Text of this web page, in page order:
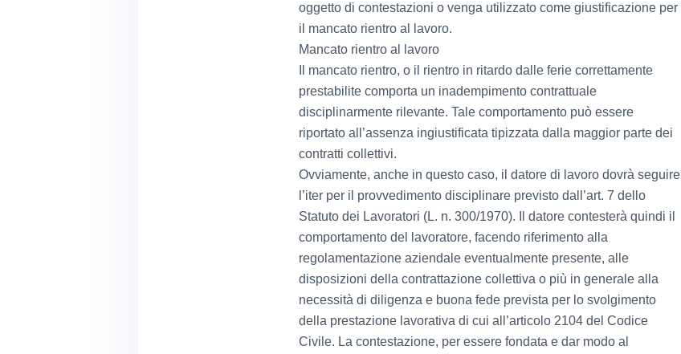
oggetto di contestazioni o venga utilizzato come giustificazione per
il mancato rientro al lavoro.
Mancato rientro al lavoro
Il mancato rientro, o il rientro in ritardo dalle ferie correttamente
prestabilite comporta un inadempimento contrattuale
disciplinarmente rilevante. Tale comportamento può essere
riportato all’assenza ingiustificata tipizzata dalla maggior parte dei
contratti collettivi.
Ovviamente, anche in questo caso, il datore di lavoro dovrà seguire
l’iter per il provvedimento disciplinare previsto dall’art. 7 dello
Statuto dei Lavoratori (L. n. 300/1970). Il datore contesterà quindi il
comportamento del lavoratore, facendo riferimento alla
regolamentazione aziendale eventualmente presente, alle
disposizioni della contrattazione collettiva o più in generale alla
necessità di diligenza e buona fede prevista per lo svolgimento
della prestazione lavorativa di cui all’articolo 2104 del Codice
Civile. La contestazione, per essere fondata e dar modo al